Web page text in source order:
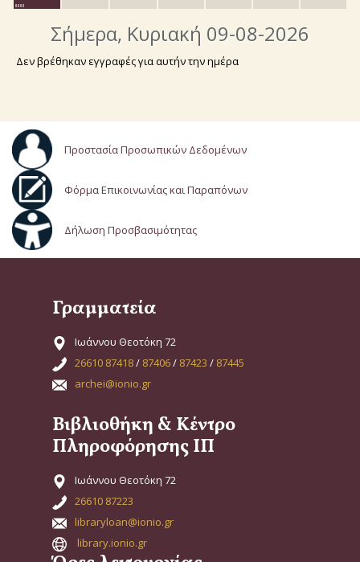
Σήμερα, Κυριακή 09-08-2026
Δεν βρέθηκαν εγγραφές για αυτήν την ημέρα
Προστασία Προσωπικών Δεδομένων
Φόρμα Επικοινωνίας και Παραπόνων
Δήλωση Προσβασιμότητας
Γραμματεία
Ιωάννου Θεοτόκη 72
26610 87418/ 87406/ 87423 / 87445
archei@ionio.gr
Βιβλιοθήκη & Κέντρο
Πληροφόρησης ΙΠ
Ιωάννου Θεοτόκη 72
26610 87223
libraryloan@ionio.gr
library.ionio.gr